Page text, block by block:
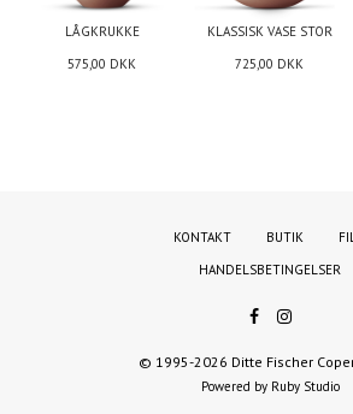
LÅGKRUKKE
575,00 DKK
KLASSISK VASE STOR
725,00 DKK
KONTAKT BUTIK
HANDELSBETINGELSER
© 1995-2026 Ditte Fischer
Powered by Ruby Studio